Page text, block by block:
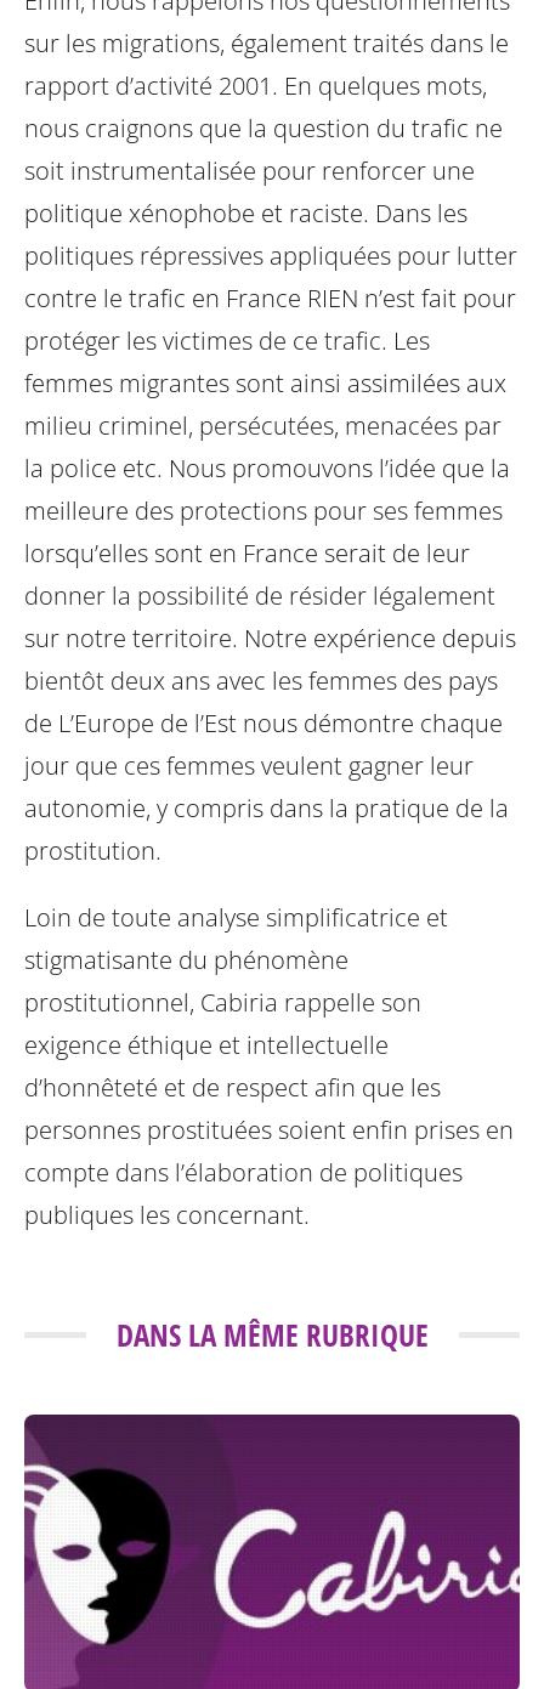
sur les migrations, également traités dans le
rapport d’activité 2001. En quelques mots,
nous craignons que la question du trafic ne
soit instrumentalisée pour renforcer une
politique xénophobe et raciste. Dans les
politiques répressives appliquées pour lutter
contre le trafic en France RIEN n’est fait pour
protéger les victimes de ce trafic. Les
femmes migrantes sont ainsi assimilées aux
milieu criminel, persécutées, menacées par
la police etc. Nous promouvons l’idée que la
meilleure des protections pour ses femmes
lorsqu’elles sont en France serait de leur
donner la possibilité de résider légalement
sur notre territoire. Notre expérience depuis
bientôt deux ans avec les femmes des pays
de L’Europe de l’Est nous démontre chaque
jour que ces femmes veulent gagner leur
autonomie, y compris dans la pratique de la
prostitution.
Loin de toute analyse simplificatrice et
stigmatisante du phénomène
prostitutionnel, Cabiria rappelle son
exigence éthique et intellectuelle
d’honnêteté et de respect afin que les
personnes prostituées soient enfin prises en
compte dans l’élaboration de politiques
publiques les concernant.
DANS LA MÊME RUBRIQUE